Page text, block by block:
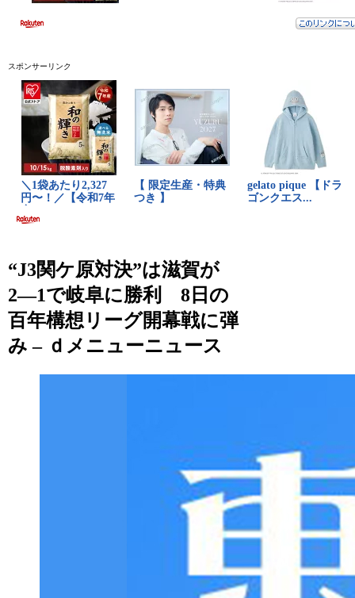
スポンサーリンク
“J3関ケ原対決”は滋賀が
2―1で岐阜に勝利 8日の
百年構想リーグ開幕戦に弾
み – ｄメニューニュース